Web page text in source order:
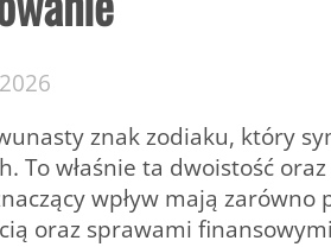
znak zodiaku, który
To właśnie ta dwoistość
wpływ mają
oraz sprawami